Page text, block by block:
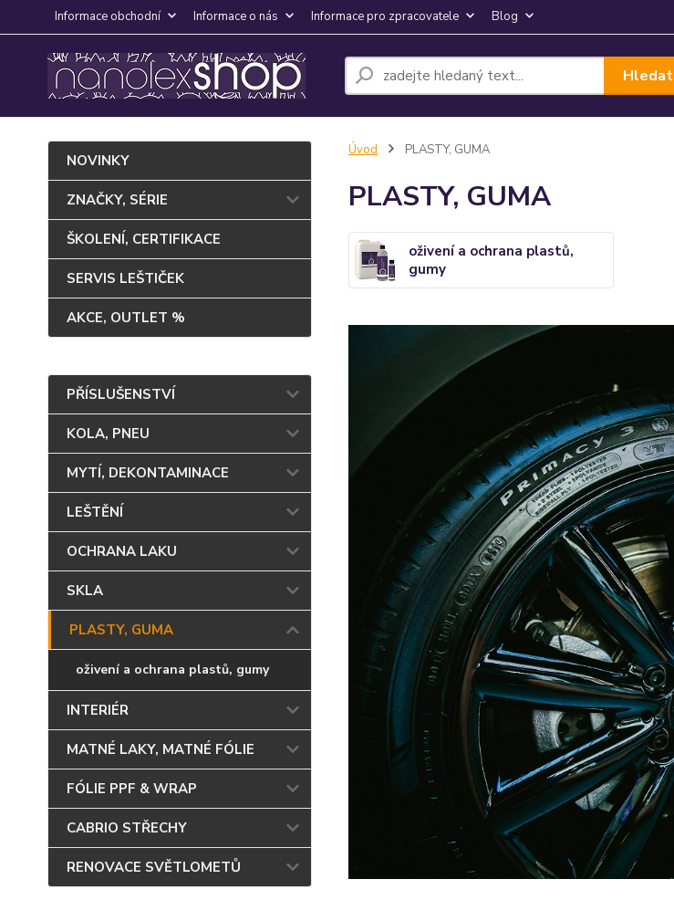
Informace obchodní Informace o nás Informace pro zpracovatele Blog
Hledat
NOVINKY
ZNAČKY, SÉRIE
ŠKOLENÍ, CERTIFIKACE
SERVIS LEŠTIČEK
AKCE, OUTLET %
PŘÍSLUŠENSTVÍ
KOLA, PNEU
MYTÍ, DEKONTAMINACE
LEŠTĚNÍ
OCHRANA LAKU
SKLA
PLASTY, GUMA
oživení a ochrana plastů, gumy
INTERIÉR
MATNÉ LAKY, MATNÉ FÓLIE
FÓLIE PPF & WRAP
CABRIO STŘECHY
RENOVACE SVĚTLOMETŮ
Úvod PLASTY, GUMA
PLASTY, GUMA
oživení a ochrana plastů,
gumy